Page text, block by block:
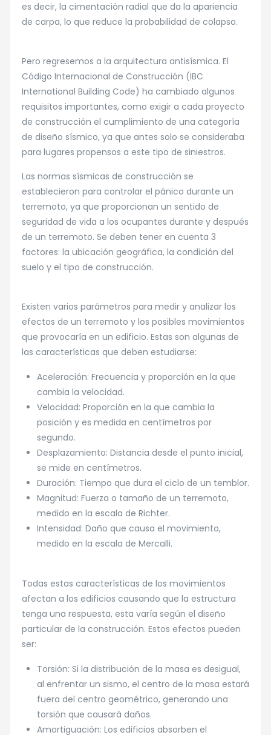
es decir, la cimentación radial que da la apariencia
de carpa, lo que reduce la probabilidad de colapso.
Pero regresemos a la arquitectura antisísmica. El
Código Internacional de Construcción (IBC
International Building Code) ha cambiado algunos
requisitos importantes, como exigir a cada proyecto
de construcción el cumplimiento de una categoría
de diseño sísmico, ya que antes solo se consideraba
para lugares propensos a este tipo de siniestros.
Las normas sísmicas de construcción se
establecieron para controlar el pánico durante un
terremoto, ya que proporcionan un sentido de
seguridad de vida a los ocupantes durante y después
de un terremoto. Se deben tener en cuenta 3
factores: la ubicación geográfica, la condición del
suelo y el tipo de construcción.
Existen varios parámetros para medir y analizar los
efectos de un terremoto y los posibles movimientos
que provocaría en un edificio. Estas son algunas de
las características que deben estudiarse:
Aceleración: Frecuencia y proporción en la que
cambia la velocidad.
Velocidad: Proporción en la que cambia la
posición y es medida en centímetros por
segundo.
Desplazamiento: Distancia desde el punto inicial,
se mide en centímetros.
Duración: Tiempo que dura el ciclo de un temblor.
Magnitud: Fuerza o tamaño de un terremoto,
medido en la escala de Richter.
Intensidad: Daño que causa el movimiento,
medido en la escala de Mercalli.
Todas estas características de los movimientos
afectan a los edificios causando que la estructura
tenga una respuesta, esta varía según el diseño
particular de la construcción. Estos efectos pueden
ser:
Torsión: Si la distribución de la masa es desigual,
al enfrentar un sismo, el centro de la masa estará
fuera del centro geométrico, generando una
torsión que causará daños.
Amortiguación: Los edificios absorben el